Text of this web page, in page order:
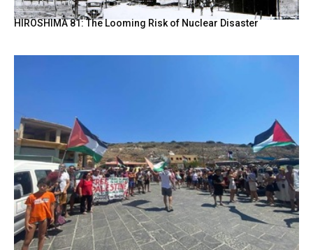
HIROSHIMA 81: The Looming Risk of Nuclear Disaster